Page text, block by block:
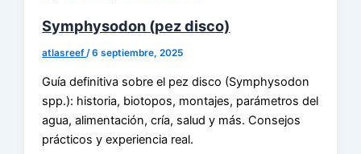
Symphysodon (pez disco)
atlasreef/6 septiembre, 2025
Guía definitiva sobre el pez disco (Symphysodon
spp.): historia, biotopos, montajes, parámetros del
agua, alimentación, cría, salud y más. Consejos
prácticos y experiencia real.